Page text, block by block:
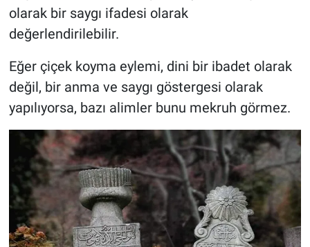
olarak bir saygı ifadesi olarak
değerlendirilebilir.
Eğer çiçek koyma eylemi, dini bir ibadet olarak
değil, bir anma ve saygı göstergesi olarak
yapılıyorsa, bazı alimler bunu mekruh görmez.